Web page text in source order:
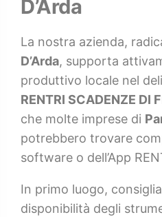
D’Arda
La nostra azienda,
D’Arda, supporta
produttivo locale nel
RENTRI SCADENZE DI
che molte imprese di
potrebbero trovare
software o dell’App
In primo luogo,
disponibilità degli